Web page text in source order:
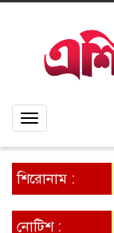
Toggle
শিরোনাম :
নোটিশ :